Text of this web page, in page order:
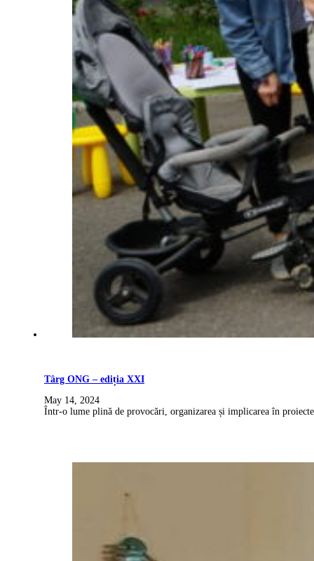
Târg ONG – ediția XXI
May 14, 2024
Într-o lume plină de provocări, organizarea și implicarea în